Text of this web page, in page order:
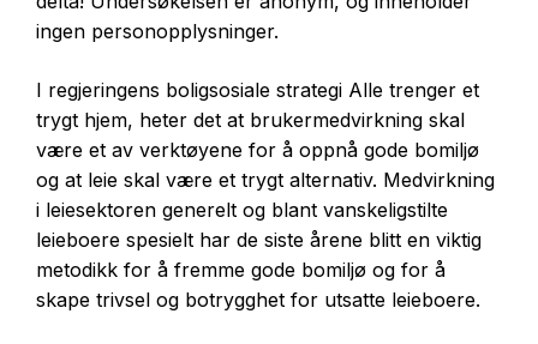
ingen personopplysninger.
I regjeringens boligsosiale strategi Alle trenger et
trygt hjem, heter det at brukermedvirkning skal
være et av verktøyene for å oppnå gode bomiljø
og at leie skal være et trygt alternativ. Medvirkning
i leiesektoren generelt og blant vanskeligstilte
leieboere spesielt har de siste årene blitt en viktig
metodikk for å fremme gode bomiljø og for å
skape trivsel og botrygghet for utsatte leieboere.